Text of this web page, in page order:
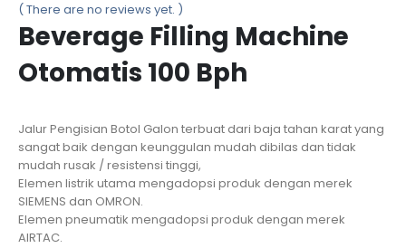
0 out of 5
( There are no reviews yet. )
Beverage Filling Machine
Otomatis 100 Bph
Jalur Pengisian Botol Galon terbuat dari baja tahan karat yang
sangat baik dengan keunggulan mudah dibilas dan tidak
mudah rusak / resistensi tinggi,
Elemen listrik utama mengadopsi produk dengan merek
SIEMENS dan OMRON.
Elemen pneumatik mengadopsi produk dengan merek
AIRTAC.